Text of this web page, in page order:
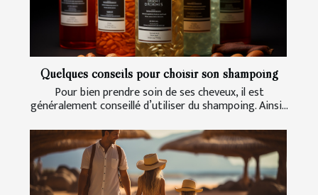
Quelques conseils pour choisir son shampoing
Pour bien prendre soin de ses cheveux, il est
généralement conseillé d’utiliser du shampoing. Ainsi...